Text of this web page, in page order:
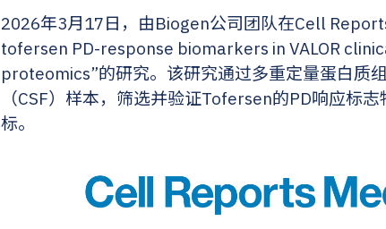
2026年3月17日，由Biogen公司团队在Cell
tofersen PD-response biomarkers in VALOR
proteomics”的研究。该研究通过多重定量蛋白质
（CSF）样本，筛选并验证Tofersen的PD响应标
标。